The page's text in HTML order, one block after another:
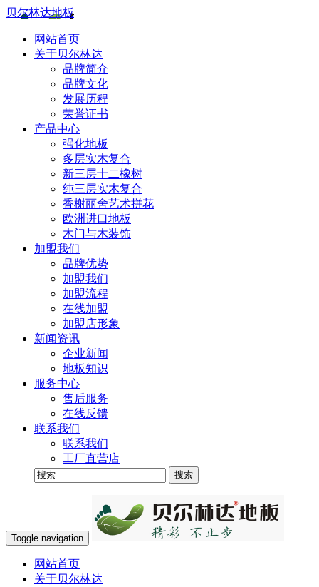
贝尔林达地板
网站首页
关于贝尔林达
品牌简介
品牌文化
发展历程
荣誉证书
产品中心
强化地板
多层实木复合
新三层十二橡树
纯三层实木复合
香榭丽舍艺术拼花
欧洲进口地板
木门与木装饰
加盟我们
品牌优势
加盟我们
加盟流程
在线加盟
加盟店形象
新闻资讯
企业新闻
地板知识
服务中心
售后服务
在线反馈
联系我们
联系我们
工厂直营店
Toggle navigation
网站首页
关于贝尔林达